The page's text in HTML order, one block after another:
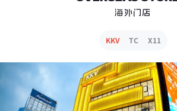
海外门店
KKV TC X11